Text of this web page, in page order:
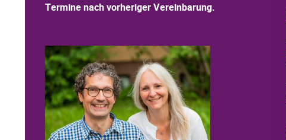
Termine nach vorheriger Vereinbarung.